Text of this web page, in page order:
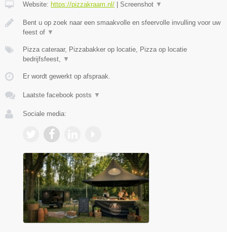
Website: https://pizzakraam.nl/ Screenshot ▼
Bent u op zoek naar een smaakvolle en sfeervolle invulling voor uw
feest of ▼
Pizza cateraar, Pizzabakker op locatie, Pizza op locatie
bedrijfsfeest, ▼
Er wordt gewerkt op afspraak.
Laatste facebook posts ▼
Sociale media: